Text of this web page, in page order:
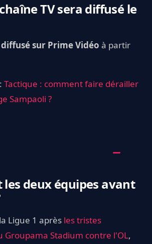
TV sera diffusé le
sur Prime Vidéo à partir
Tactique : comment faire dérailler
Sampaoli ?
les deux équipes avant
Ligue 1 après les tristes
Groupama Stadium contre l'OL,